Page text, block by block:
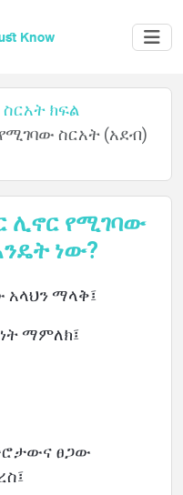
ክፍል
ስርአት (አደብ)
ሊኖር የሚገባው
ነው?
አላህን ማላቅ፤
ማምለክ፤
ፀጋው